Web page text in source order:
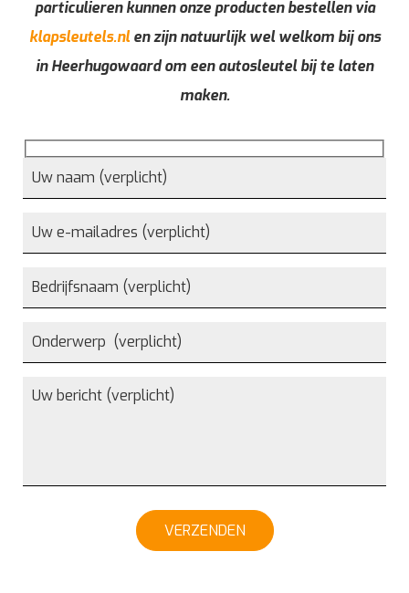
particulieren kunnen onze producten bestellen via
klapsleutels.nlen zijn natuurlijk wel welkom bij ons
in Heerhugowaard om een autosleutel bij te laten
maken.
VERZENDEN